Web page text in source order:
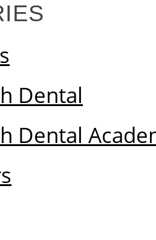
Dental
Dental